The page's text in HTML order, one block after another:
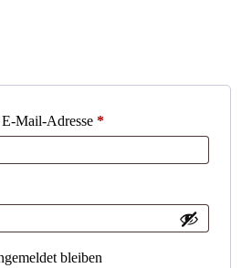
Mail-Adresse *Erforderlich
bleiben